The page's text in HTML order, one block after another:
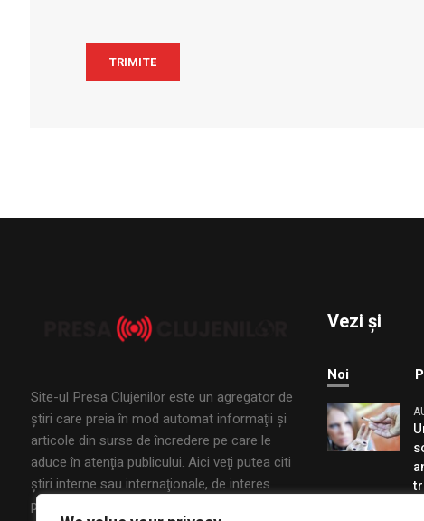
Site-ul Presa Clujenilor este un agregator de
ştiri care preia în mod automat informaţii şi
articole din surse de încredere pe care le
aduce în atenţia publicului. Aici veţi putea citi
ştiri interne sau internaţionale, de interes
public, din mai multe domenii.
Vezi și
Noi